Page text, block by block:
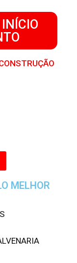
MELHOR